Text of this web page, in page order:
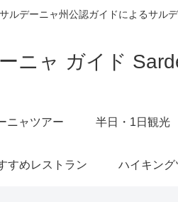
ルデーニャ州公認ガイドによるサル
ニャ ガイド
ニャツアー 半日・1日観光
すめレストラン ハイキング